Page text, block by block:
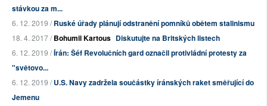
stávkou za m...
6. 12. 2019 /Ruské úřady plánují odstranění pomníků obětem stalinismu
18. 4. 2017 /Bohumil Kartous Diskutujte na Britských listech
6. 12. 2019 /Írán: Šéf Revolučních gard označil protivládní protesty za
"světovo...
6. 12. 2019 /U.S. Navy zadržela součástky íránských raket směřující do
Jemenu